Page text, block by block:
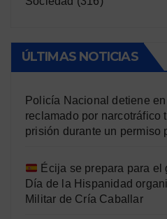
ÚLTIMAS NOTICIAS
Policía Nacional detiene
reclamado por narcotráfico
prisión durante un permiso
Écija se prepara para el
Día de la Hispanidad
Militar de Cría Caballar